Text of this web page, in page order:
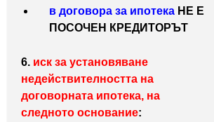
в договора за ипотека НЕ Е
ПОСОЧЕН КРЕДИТОРЪТ
6. иск за установяване
недействителността на
договорната ипотека, на
следното основание: